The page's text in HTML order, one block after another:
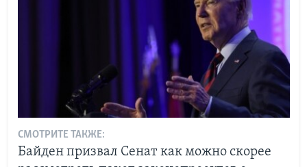
СМОТРИТЕ ТАКЖЕ:
Байден призвал Сенат как можно скорее